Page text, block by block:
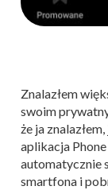
Znalazłem
swoim
że ja
aplikacja
automatycznie
smartfona i